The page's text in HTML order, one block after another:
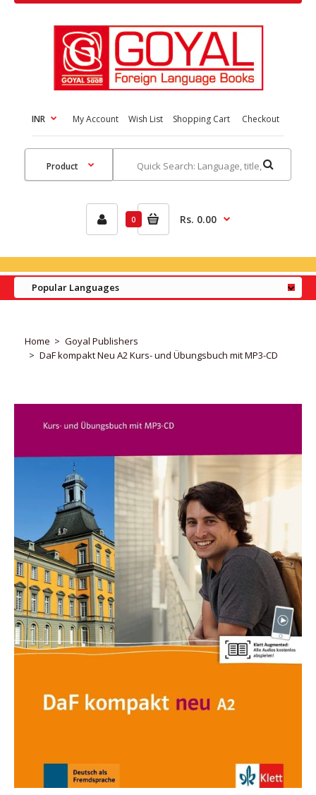
INR My Account Wish List Shopping Cart Checkout
0 Rs. 0.00
Popular Languages
Home
Goyal Publishers
DaF kompakt Neu A2 Kurs- und Übungsbuch mit MP3-CD